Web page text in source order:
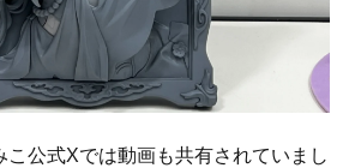
こ公式Xでは動画も共有されていまし